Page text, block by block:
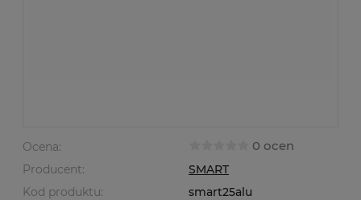
Ocena: 0 ocen
Producent:
SMART
Kod produktu:
smart25alu